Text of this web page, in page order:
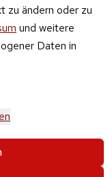
zu ändern oder zu
und weitere
Daten in
gesetzlichen